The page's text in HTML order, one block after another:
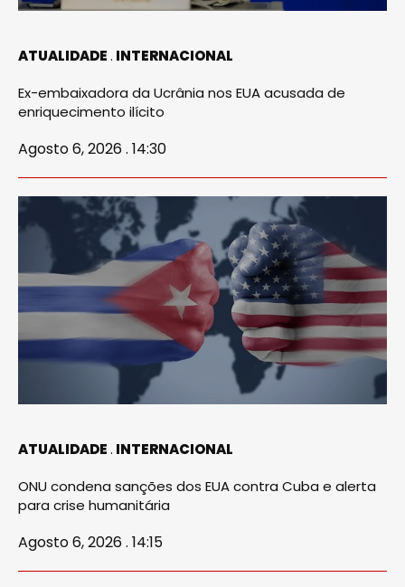
ATUALIDADE INTERNACIONAL
Ex-embaixadora da Ucrânia nos EUA acusada de
enriquecimento ilícito
Agosto 6, 2026 . 14:30
ATUALIDADE INTERNACIONAL
ONU condena sanções dos EUA contra Cuba e alerta
para crise humanitária
Agosto 6, 2026 . 14:15